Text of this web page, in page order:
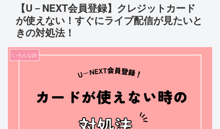
【U－NEXT会員登録】クレジットカード
が使えない！すぐにライブ配信が見たいと
きの対処法！
いろんな話